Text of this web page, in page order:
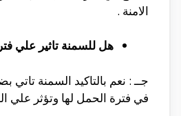
الامنة .
هل للسمنة تاثير علي
جــ : نعم بالتاكيد السمنة تاتي
في فترة الحمل لها وتؤثر علي